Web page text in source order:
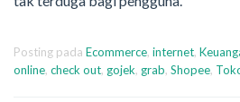
Posting pada Ecommerce, internet,
online, check out, gojek, grab, Shopee,